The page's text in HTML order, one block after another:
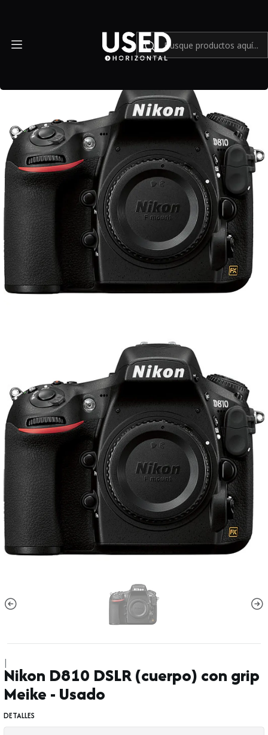
|
Nikon D810 DSLR (cuerpo) con grip
Meike - Usado
DETALLES